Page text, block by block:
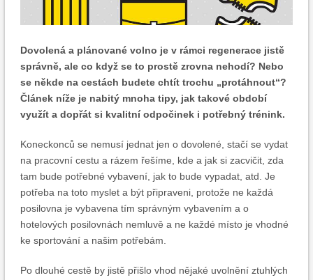
Dovolená a plánované volno je v rámci regenerace jistě
správně, ale co když se to prostě zrovna nehodí? Nebo
se někde na cestách budete chtít trochu „protáhnout“?
Článek níže je nabitý mnoha tipy, jak takové období
využít a dopřát si kvalitní odpočinek i potřebný trénink.
Koneckonců se nemusí jednat jen o dovolené, stačí se vydat
na pracovní cestu a rázem řešíme, kde a jak si zacvičit, zda
tam bude potřebné vybavení, jak to bude vypadat, atd. Je
potřeba na toto myslet a být připraveni, protože ne každá
posilovna je vybavena tím správným vybavením a o
hotelových posilovnách nemluvě a ne každé místo je vhodné
ke sportování a našim potřebám.
Po dlouhé cestě by jistě přišlo vhod nějaké uvolnění ztuhlých